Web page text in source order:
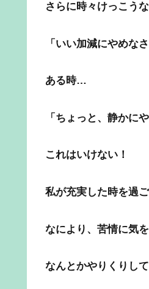
さらに時々けっこう
「いい加減にやめな
ある時…
「ちょっと、静かに
これはいけない！
私が充実した時を過
なにより、苦情に気
なんとかやりくりし